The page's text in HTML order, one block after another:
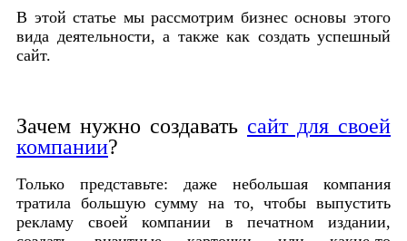
В этой статье мы рассмотрим бизнес основы этого
вида деятельности, а также как создать успешный
сайт.
Зачем нужно создавать сайт для своей
компании?
Только представьте: даже небольшая компания
тратила большую сумму на то, чтобы выпустить
рекламу своей компании в печатном издании,